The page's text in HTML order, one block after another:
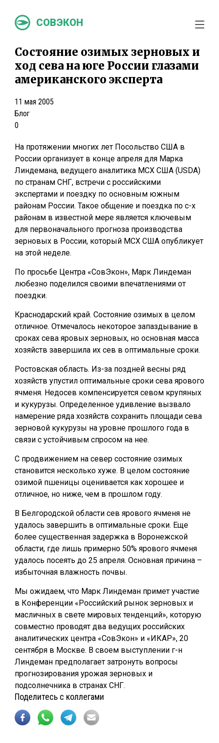
СОВЭКОН
Состояние озимых зерновых и
ход сева на юге России глазами
американского эксперта
11 мая 2005
Блог
0
На протяжении многих лет Посольство США в
России организует в конце апреля для Марка
Линдемана, ведущего аналитика МСХ США (USDA)
по странам СНГ, встречи с российскими
экспертами и поездку по основным южным
районам России. Такое общение и поездка по с-х
районам в известной мере является ключевым
для первоначального прогноза производства
зерновых в России, который МСХ США опубликует
на этой неделе.
По просьбе Центра «СовЭкон», Марк Линдеман
любезно поделился своими впечатлениями от
поездки.
Краснодарский край. Состояние озимых в целом
отличное. Отмечалось некоторое запаздывание в
сроках сева яровых зерновых, но основная масса
хозяйств завершила их сев в оптимальные сроки.
Ростовская область. Из-за поздней весны ряд
хозяйств упустил оптимальные сроки сева ярового
ячменя. Недосев компенсируется севом крупяных
и кукурузы. Определенное удивление вызвало
намерение ряда хозяйств сохранить площади сева
зерновой кукурузы на уровне прошлого года в
связи с устойчивым спросом на нее.
С продвижением на север состояние озимых
становится несколько хуже. В целом состояние
озимой пшеницы оценивается как хорошее и
отличное, но ниже, чем в прошлом году.
В Белгородской области сев ярового ячменя не
удалось завершить в оптимальные сроки. Еще
более существенная задержка в Воронежской
области, где лишь примерно 50% ярового ячменя
удалось посеять до 25 апреля. Основная причина –
избыточная влажность почвы.
Мы ожидаем, что Марк Линдеман примет участие
в Конференции «Российский рынок зерновых и
масличных в свете мировых тенденций», которую
совместно проводят два ведущих российских
аналитических центра «СовЭкон» и «ИКАР», 20
сентября в Москве. В своем выступлении г-н
Линдеман предполагает затронуть вопросы
прогнозирования урожая зерновых и
подсолнечника в странах СНГ.
Поделитесь с коллегами